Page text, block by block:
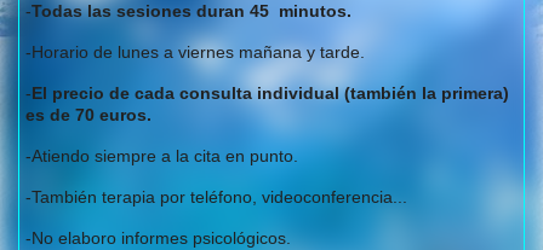
-Todas las sesiones duran 45 minutos.
-Horario de lunes a viernes mañana y tarde.
-El precio de cada consulta individual (también la primera)
es de 70 euros.
-Atiendo siempre a la cita en punto.
-También terapia por teléfono, videoconferencia...
-No elaboro informes psicológicos.